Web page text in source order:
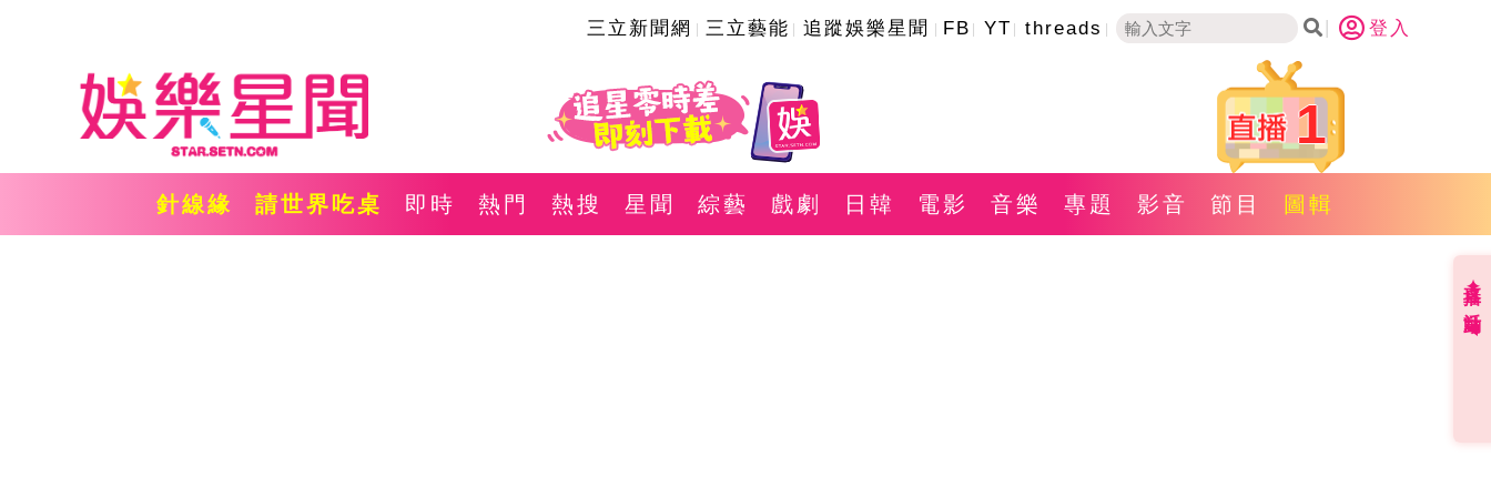
三立新聞網 三立藝能 追蹤娛樂星聞 FB YT threads 登入
1
針線緣 請世界吃桌 即時 熱門 熱搜 星聞 綜藝 戲劇 日韓 電影 音樂 專題 影音 節目 圖輯
直播✦活動